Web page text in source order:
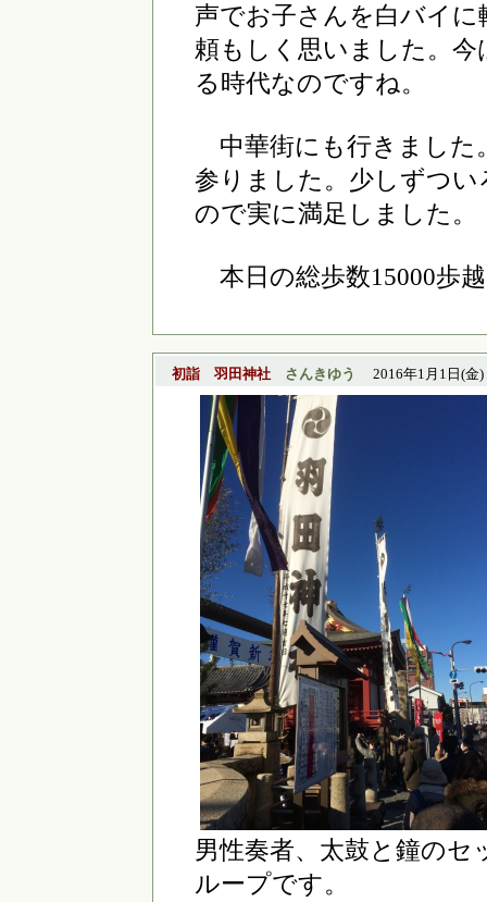
声でお子さんを白バイ
頼もしく思いました。
る時代なのですね。
中華街にも行きました
参りました。少しずつ
ので実に満足しました。
本日の総歩数15000歩
初詣 羽田神社 さんきゆう 2016年1月1日(金)
男性奏者、太鼓と鐘の
ループです。